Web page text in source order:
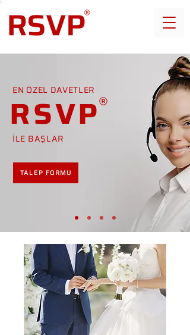
EN ÖZEL DAVETLER
RSVP
İLE BAŞLAR
TALEP FORMU